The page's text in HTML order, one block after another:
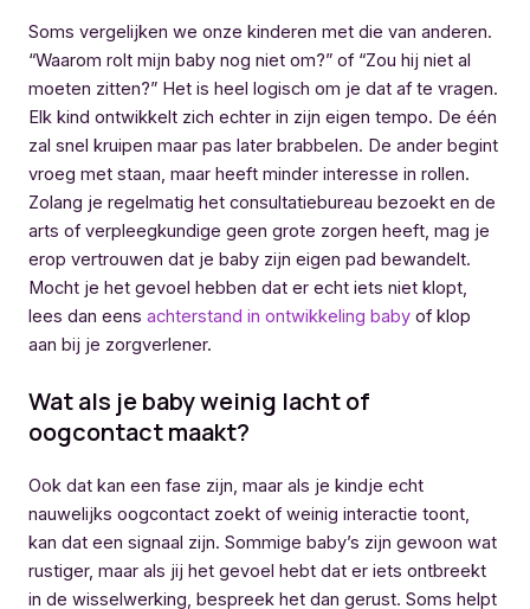
Soms vergelijken we onze kinderen met die van anderen.
“Waarom rolt mijn baby nog niet om?” of “Zou hij niet al
moeten zitten?” Het is heel logisch om je dat af te vragen.
Elk kind ontwikkelt zich echter in zijn eigen tempo. De één
zal snel kruipen maar pas later brabbelen. De ander begint
vroeg met staan, maar heeft minder interesse in rollen.
Zolang je regelmatig het consultatiebureau bezoekt en de
arts of verpleegkundige geen grote zorgen heeft, mag je
erop vertrouwen dat je baby zijn eigen pad bewandelt.
Mocht je het gevoel hebben dat er echt iets niet klopt,
lees dan eens achterstand in ontwikkeling baby of klop
aan bij je zorgverlener.
Wat als je baby weinig lacht of
oogcontact maakt?
Ook dat kan een fase zijn, maar als je kindje echt
nauwelijks oogcontact zoekt of weinig interactie toont,
kan dat een signaal zijn. Sommige baby’s zijn gewoon wat
rustiger, maar als jij het gevoel hebt dat er iets ontbreekt
in de wisselwerking, bespreek het dan gerust. Soms helpt